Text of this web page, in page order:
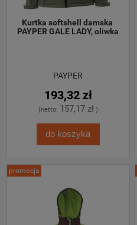
Kurtka softshell damska
PAYPER GALE LADY, oliwka
PAYPER
193,32 zł
(netto: 157,17 zł)
do koszyka
promocja